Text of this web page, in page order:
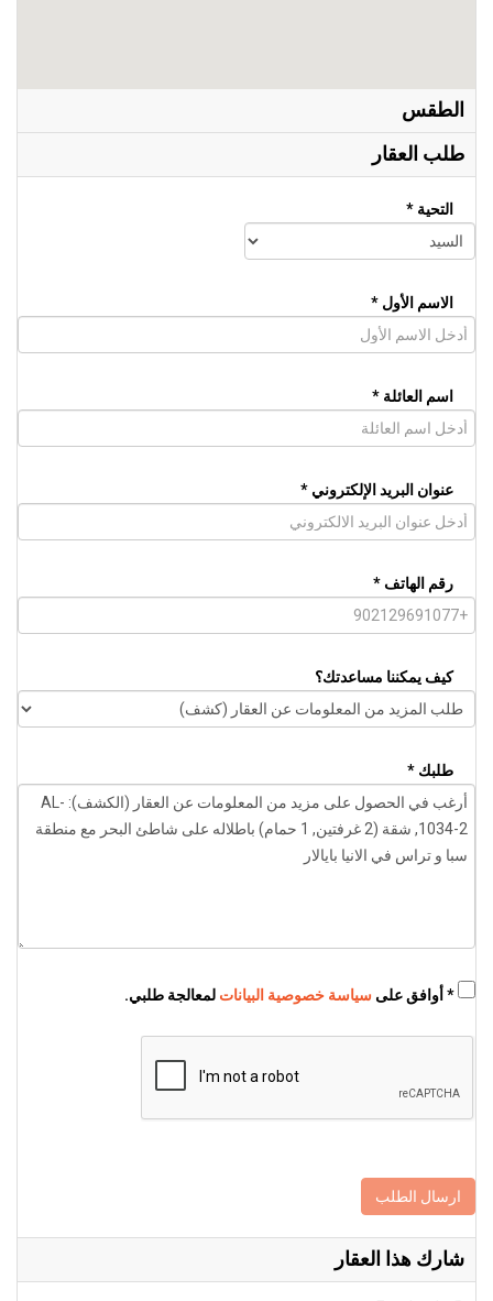
الطقس
طلب العقار
التحية *
الاسم الأول *
اسم العائلة *
عنوان البريد الإلكتروني *
رقم الهاتف *
كيف يمكننا مساعدتك؟
طلبك *
سياسة خصوصية البيانات لمعالجة طلبي.
ارسال الطلب
شارك هذا العقار